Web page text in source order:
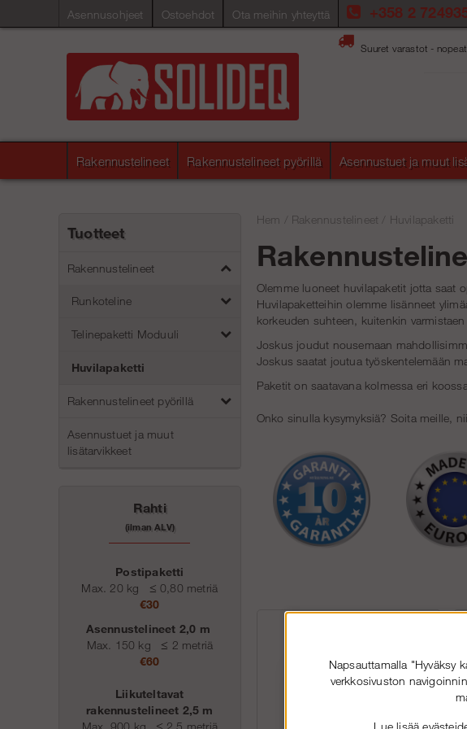
Asennusohjeet Ostoehdot Ota meihin yhteyttä +358 2
Suuret varastot -
Rakennustelineet Rakennustelineet pyörillä Asennustuet ja muut
Tuotteet
Rakennustelineet
Runkoteline
Telinepaketti Moduuli
Huvilapaketti
Rakennustelineet pyörillä
Asennustuet ja muut
lisätarvikkeet
Rahti
(ilman ALV)
Postipaketti
Max. 20 kg
≤ 0,80 metriä
€30
Asennustelineet 2,0 m
Max. 150 kg ≤ 2 metriä
€60
Liikuteltavat
rakennustelineet 2,5 m
Max. 900 kg
≤ 2,5 metriä
Hem Rakennustelineet Huvilapaketti
Olemme luoneet huvilapaketit jotta saat
Huvilapaketteihin olemme lisänneet
korkeuden suhteen, kuitenkin
Joskus joudut nousemaan
Joskus saatat joutua työskentelemään
Paketit on saatavana kolmessa eri
Onko sinulla kysymyksiä? Soita meille,
Napsauttamalla "Hyväksy
verkkosivuston
Lue lisää